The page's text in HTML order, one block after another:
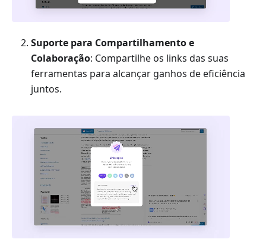
Suporte para Compartilhamento e
Colaboração: Compartilhe os links das suas
ferramentas para alcançar ganhos de eficiência
juntos.